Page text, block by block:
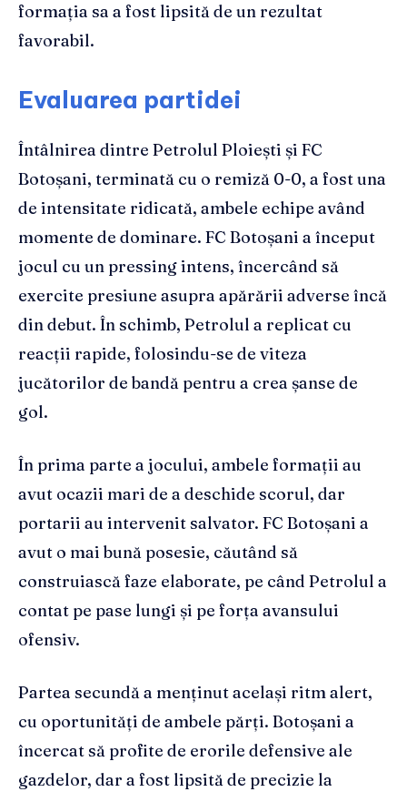
formația sa a fost lipsită de un rezultat
favorabil.
Evaluarea partidei
Întâlnirea dintre Petrolul Ploiești și FC
Botoșani, terminată cu o remiză 0-0, a fost una
de intensitate ridicată, ambele echipe având
momente de dominare. FC Botoșani a început
jocul cu un pressing intens, încercând să
exercite presiune asupra apărării adverse încă
din debut. În schimb, Petrolul a replicat cu
reacții rapide, folosindu-se de viteza
jucătorilor de bandă pentru a crea șanse de
gol.
În prima parte a jocului, ambele formații au
avut ocazii mari de a deschide scorul, dar
portarii au intervenit salvator. FC Botoșani a
avut o mai bună posesie, căutând să
construiască faze elaborate, pe când Petrolul a
contat pe pase lungi și pe forța avansului
ofensiv.
Partea secundă a menținut același ritm alert,
cu oportunități de ambele părți. Botoșani a
încercat să profite de erorile defensive ale
gazdelor, dar a fost lipsită de precizie la